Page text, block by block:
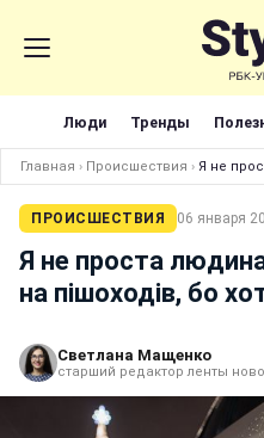
Люди Тренды
Главная › Происшествия › Я не
ПРОИСШЕСТВИЯ 06 января
Я не проста
на пішоходів, бо
Светлана Мащенко
старший редактор ленты